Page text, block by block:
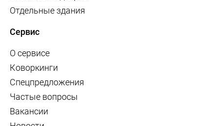
Отдельные здания
Сервис
О сервисе
Коворкинги
Спецпредложения
Частые вопросы
Вакансии